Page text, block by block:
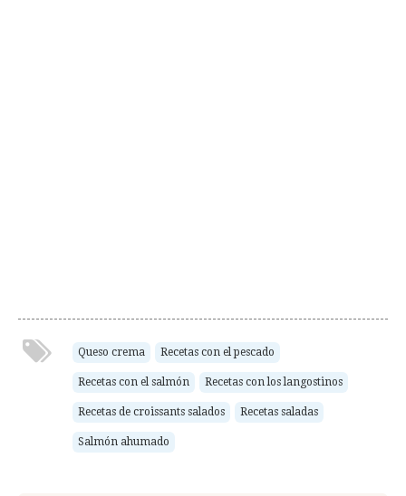
Queso crema Recetas con el pescado
Recetas con el salmón Recetas con los langostinos
Recetas de croissants salados Recetas saladas
Salmón ahumado